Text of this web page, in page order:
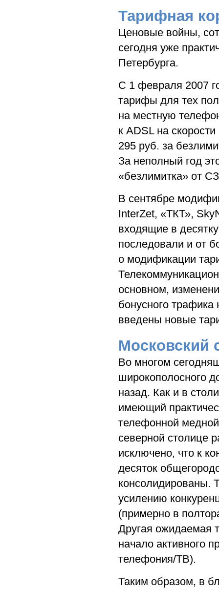
Тарифная
Ценовые войны,
сегодня уже
Петербурга.
С 1 февраля 2007
тарифы для тех
на местную
к ADSL на
295 руб. за
За неполный год
«безлимитка» от
В сентябре
InterZet, «ТКТ»,
входящие в
последовали и от
о модификации
основном,
бонусного
введены новые
Московский
Во многом
широкополосного
назад. Как и в
имеющий
телефонной
северной столице
исключено, что к
десяток
консолидированы.
усилению
(примерно в
Другая ожидаемая
начало активного
телефония/ТВ).
Таким образом, в